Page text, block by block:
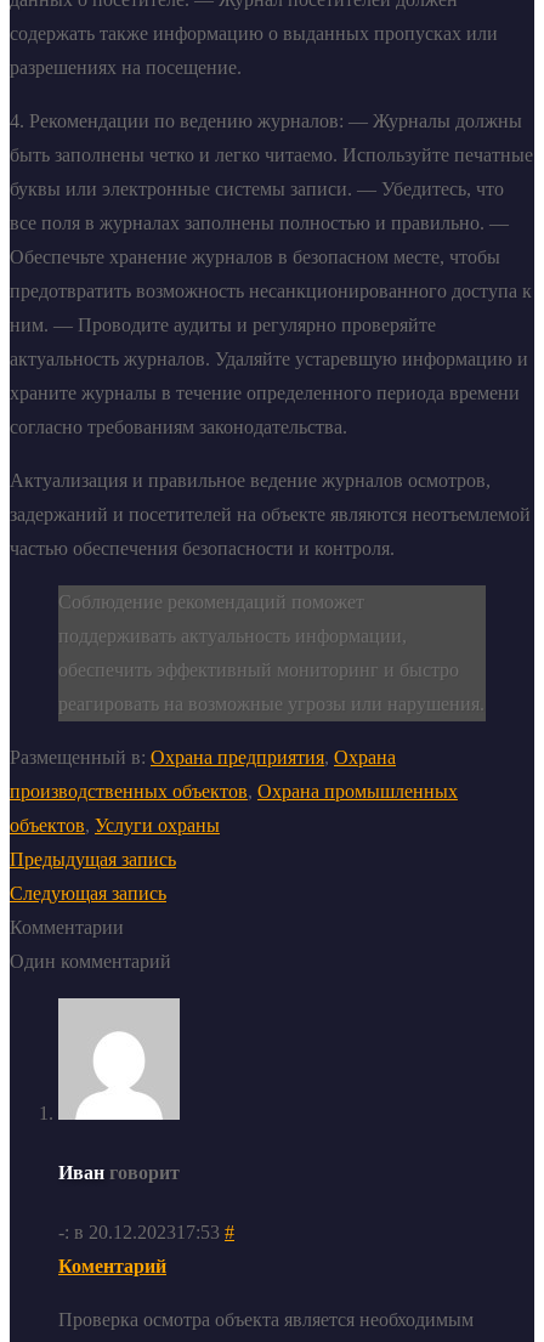
содержать также информацию о выданных пропусках или
разрешениях на посещение.
4. Рекомендации по ведению журналов: — Журналы должны
быть заполнены четко и легко читаемо. Используйте печатные
буквы или электронные системы записи. — Убедитесь, что
все поля в журналах заполнены полностью и правильно. —
Обеспечьте хранение журналов в безопасном месте, чтобы
предотвратить возможность несанкционированного доступа к
ним. — Проводите аудиты и регулярно проверяйте
актуальность журналов. Удаляйте устаревшую информацию и
храните журналы в течение определенного периода времени
согласно требованиям законодательства.
Актуализация и правильное ведение журналов осмотров,
задержаний и посетителей на объекте являются неотъемлемой
частью обеспечения безопасности и контроля.
Соблюдение рекомендаций поможет
поддерживать актуальность информации,
обеспечить эффективный мониторинг и быстро
реагировать на возможные угрозы или нарушения.
Размещенный в: Охрана предприятия, Охрана
производственных объектов, Охрана промышленных
объектов, Услуги охраны
Предыдущая запись
Следующая запись
Комментарии
Один комментарий
Иван говорит
-: в 20.12.202317:53 #
Коментарий
Проверка осмотра объекта является необходимым